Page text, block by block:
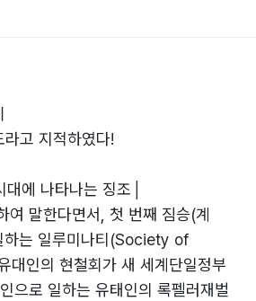
고 지적하였다!
대에 나타나는 징조│
여 말한다면서, 첫 번째 짐승(계
하는 일루미나티(Society of
인의 현철회가 새 세계단일정부
으로 일하는 유태인의 록펠러재벌